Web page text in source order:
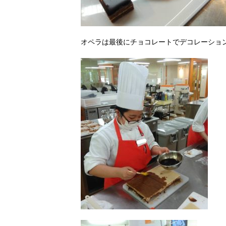
オペラは最後にチョコレートでデコレーショ